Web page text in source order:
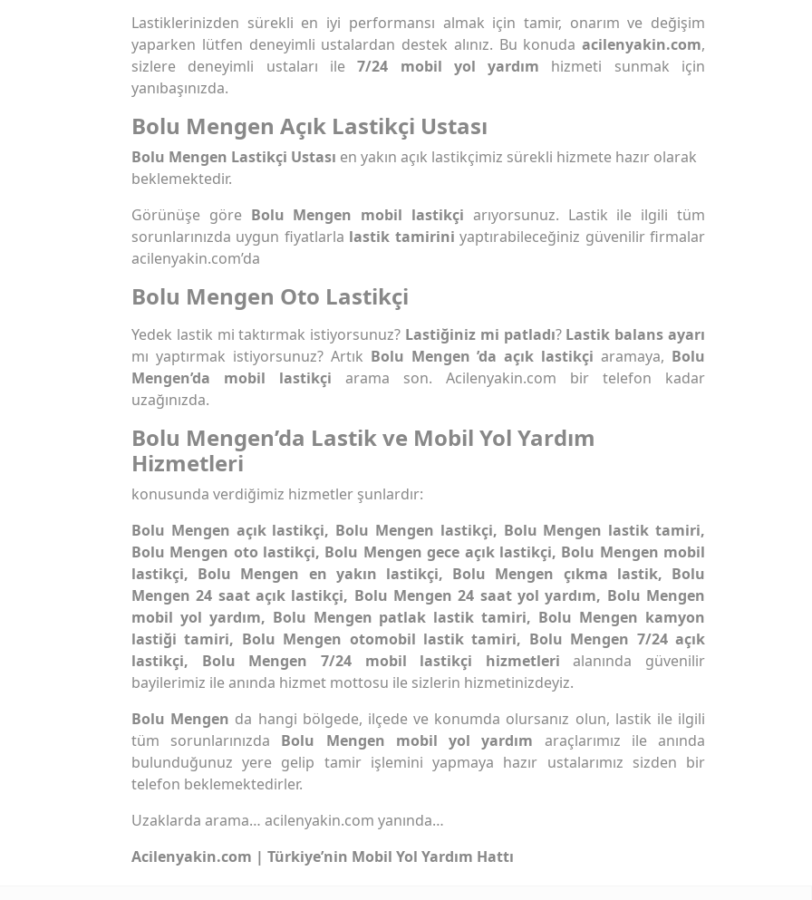
Lastiklerinizden sürekli en iyi performansı almak için tamir, onarım ve değişim
yaparken lütfen deneyimli ustalardan destek alınız. Bu konuda acilenyakin.com,
sizlere deneyimli ustaları ile7/24 mobil yol yardım hizmeti sunmak için
yanıbaşınızda.
Bolu Mengen Açık Lastikçi Ustası
Bolu Mengen Lastikçi Ustası en yakın açık lastikçimiz sürekli hizmete hazır olarak
beklemektedir.
Görünüşe göreBolu Mengen mobil lastikçi arıyorsunuz. Lastik ile ilgili tüm
sorunlarınızda uygun fiyatlarla lastik tamirini yaptırabileceğiniz güvenilir firmalar
acilenyakin.com’da
Bolu Mengen Oto Lastikçi
Yedek lastik mi taktırmak istiyorsunuz? Lastiğiniz mi patladı? Lastik balans ayarı
mı yaptırmak istiyorsunuz? Artık Bolu Mengen ’da açık lastikçiaramaya, Bolu
Mengen’da mobil lastikçi arama son. Acilenyakin.com bir telefon kadar
uzağınızda.
Bolu Mengen’da Lastik ve Mobil Yol Yardım
Hizmetleri
konusunda verdiğimiz hizmetler şunlardır:
Bolu Mengen açık lastikçi, Bolu Mengen lastikçi, Bolu Mengen lastik tamiri,
Bolu Mengen oto lastikçi, Bolu Mengen gece açık lastikçi, Bolu Mengen mobil
lastikçi, Bolu Mengen en yakın lastikçi, Bolu Mengen çıkma lastik, Bolu
Mengen 24 saat açık lastikçi, Bolu Mengen 24 saat yol yardım, Bolu Mengen
mobil yol yardım, Bolu Mengen patlak lastik tamiri, Bolu Mengen kamyon
lastiği tamiri, Bolu Mengen otomobil lastik tamiri, Bolu Mengen 7/24 açık
lastikçi, Bolu Mengen 7/24 mobil lastikçi hizmetlerialanında güvenilir
bayilerimiz ile anında hizmet mottosu ile sizlerin hizmetinizdeyiz.
Bolu Mengen da hangi bölgede, ilçede ve konumda olursanız olun, lastik ile ilgili
tüm sorunlarınızda Bolu Mengen mobil yol yardım araçlarımız ile anında
bulunduğunuz yere gelip tamir işlemini yapmaya hazır ustalarımız sizden bir
telefon beklemektedirler.
Uzaklarda arama… acilenyakin.com yanında…
Acilenyakin.com | Türkiye’nin Mobil Yol Yardım Hattı